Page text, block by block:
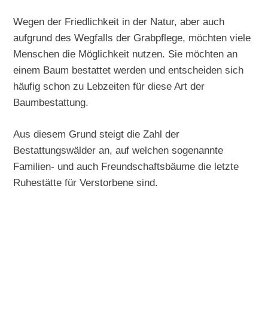
Wegen der Friedlichkeit in der Natur, aber auch
aufgrund des Wegfalls der Grabpflege, möchten viele
Menschen die Möglichkeit nutzen. Sie möchten an
einem Baum bestattet werden und entscheiden sich
häufig schon zu Lebzeiten für diese Art der
Baumbestattung.
Aus diesem Grund steigt die Zahl der
Bestattungswälder an, auf welchen sogenannte
Familien- und auch Freundschaftsbäume die letzte
Ruhestätte für Verstorbene sind.